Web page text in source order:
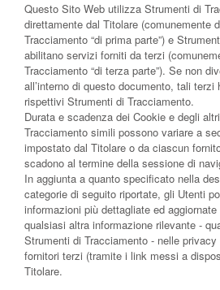
Questo Sito Web utilizza Strumenti di
direttamente dal Titolare (comunemente
Tracciamento “di prima parte”) e
abilitano servizi forniti da terzi
Tracciamento “di terza parte”). Se non
all’interno di questo documento, tali terzi
rispettivi Strumenti di Tracciamento.
Durata e scadenza dei Cookie e degli
Tracciamento simili possono variare a
impostato dal Titolare o da ciascun
scadono al termine della sessione di
In aggiunta a quanto specificato nella
categorie di seguito riportate, gli Utenti
informazioni più dettagliate ed
qualsiasi altra informazione rilevante -
Strumenti di Tracciamento - nelle
fornitori terzi (tramite i link messi a
Titolare.